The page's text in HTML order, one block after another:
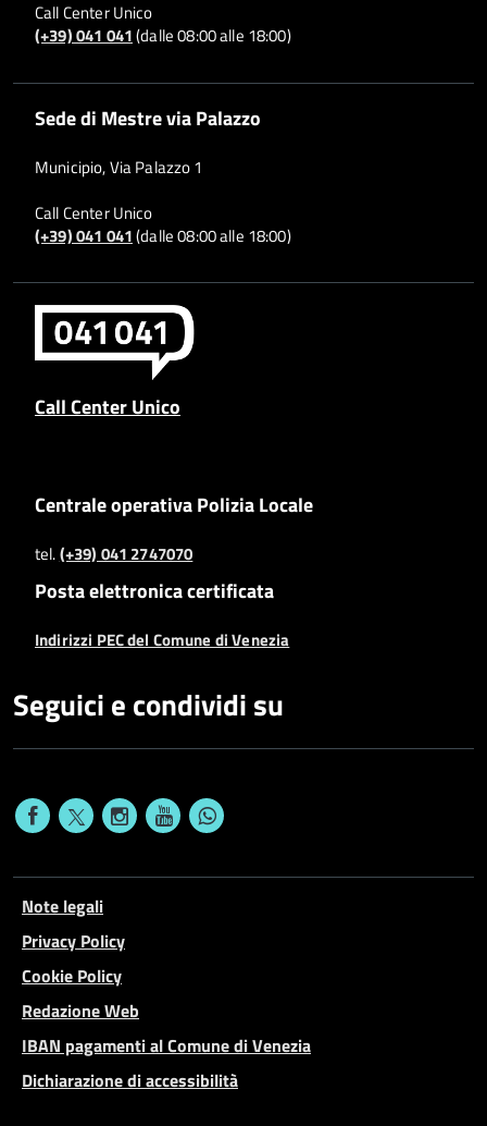
Call Center Unico
(+39) 041 041(dalle 08:00 alle 18:00)
Sede di Mestre via Palazzo
Municipio, Via Palazzo 1
Call Center Unico
(+39) 041 041(dalle 08:00 alle 18:00)
Call Center Unico
Centrale operativa Polizia Locale
tel.(+39) 041 2747070
Posta elettronica certificata
Indirizzi PEC del Comune di Venezia
Seguici e condividi su
Note legali
Privacy Policy
Cookie Policy
Redazione Web
IBAN pagamenti al Comune di Venezia
Dichiarazione di accessibilità